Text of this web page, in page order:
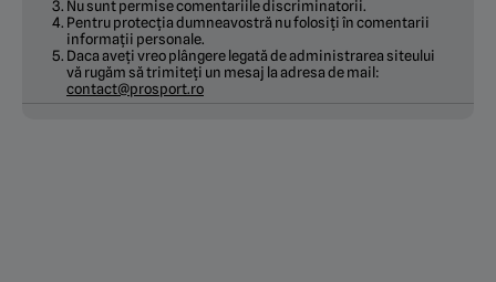
Nu sunt permise comentariile discriminatorii.
Pentru protecția dumneavostră nu folosiți în comentarii
informații personale.
Daca aveți vreo plângere legată de administrarea siteului
vă rugăm să trimiteți un mesaj la adresa de mail:
contact@prosport.ro